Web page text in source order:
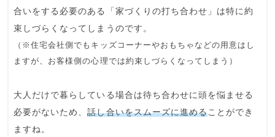
合いをする必要のある「家づくりの打ち合わせ」は特に約
束しづらくなってしまうのです。
（※住宅会社側でもキッズコーナーやおもちゃなどの用意はし
ますが、お客様側の心理では約束しづらくなってしまう）
大人だけで暮らしている場合は待ち合わせに頭を悩ませる
必要がないため、話し合いをスムーズに進めることができ
ますね。